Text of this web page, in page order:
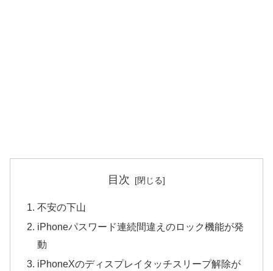
目次
不安の下山
iPhoneパスワード連続間違えのロック機能が発
動
iPhoneXのディスプレイタッチスリープ解除が